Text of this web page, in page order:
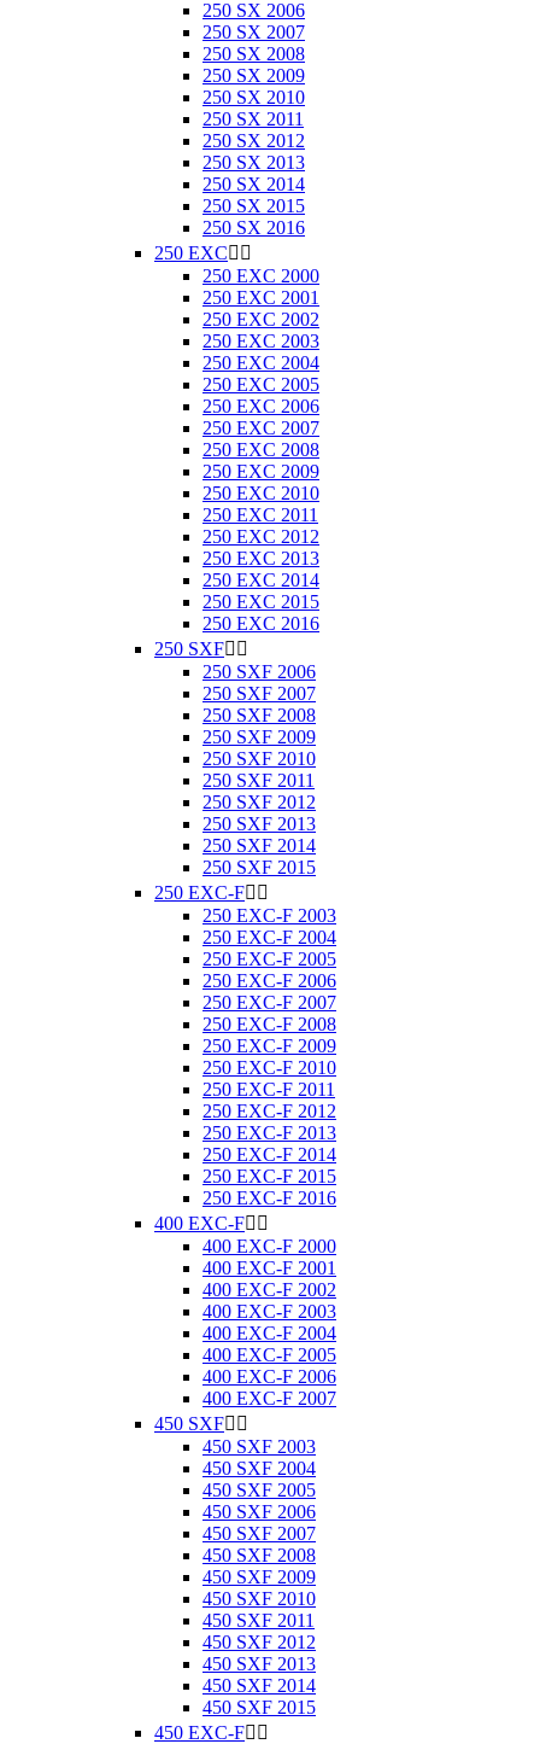
250 SX 2006
250 SX 2007
250 SX 2008
250 SX 2009
250 SX 2010
250 SX 2011
250 SX 2012
250 SX 2013
250 SX 2014
250 SX 2015
250 SX 2016
250 EXC 
250 EXC 2000
250 EXC 2001
250 EXC 2002
250 EXC 2003
250 EXC 2004
250 EXC 2005
250 EXC 2006
250 EXC 2007
250 EXC 2008
250 EXC 2009
250 EXC 2010
250 EXC 2011
250 EXC 2012
250 EXC 2013
250 EXC 2014
250 EXC 2015
250 EXC 2016
250 SXF 
250 SXF 2006
250 SXF 2007
250 SXF 2008
250 SXF 2009
250 SXF 2010
250 SXF 2011
250 SXF 2012
250 SXF 2013
250 SXF 2014
250 SXF 2015
250 EXC-F 
250 EXC-F 2003
250 EXC-F 2004
250 EXC-F 2005
250 EXC-F 2006
250 EXC-F 2007
250 EXC-F 2008
250 EXC-F 2009
250 EXC-F 2010
250 EXC-F 2011
250 EXC-F 2012
250 EXC-F 2013
250 EXC-F 2014
250 EXC-F 2015
250 EXC-F 2016
400 EXC-F 
400 EXC-F 2000
400 EXC-F 2001
400 EXC-F 2002
400 EXC-F 2003
400 EXC-F 2004
400 EXC-F 2005
400 EXC-F 2006
400 EXC-F 2007
450 SXF 
450 SXF 2003
450 SXF 2004
450 SXF 2005
450 SXF 2006
450 SXF 2007
450 SXF 2008
450 SXF 2009
450 SXF 2010
450 SXF 2011
450 SXF 2012
450 SXF 2013
450 SXF 2014
450 SXF 2015
450 EXC-F 